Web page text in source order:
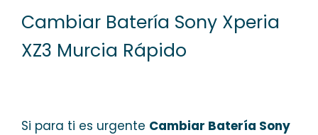
Cambiar Batería Sony Xperia
XZ3 Murcia Rápido
Si para ti es urgente Cambiar Batería Sony